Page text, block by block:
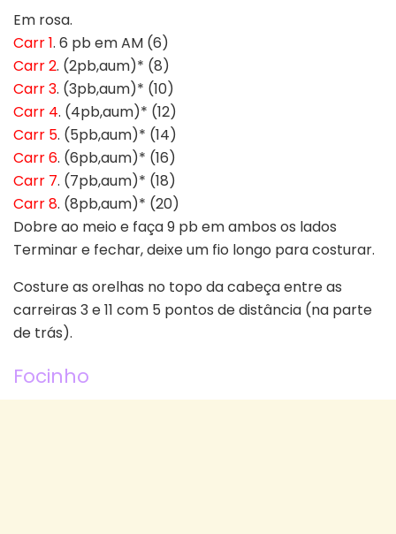
Em rosa.
Carr 1. 6 pb em AM (6)
Carr 2. (2pb,aum)* (8)
Carr 3. (3pb,aum)* (10)
Carr 4. (4pb,aum)* (12)
Carr 5. (5pb,aum)* (14)
Carr 6. (6pb,aum)* (16)
Carr 7. (7pb,aum)* (18)
Carr 8. (8pb,aum)* (20)
Dobre ao meio e faça 9 pb em ambos os lados
Terminar e fechar, deixe um fio longo para costurar.
Costure as orelhas no topo da cabeça entre as
carreiras 3 e 11 com 5 pontos de distância (na parte
de trás).
Focinho